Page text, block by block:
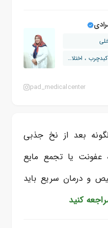
درمان تخصصی دیابت ، کبدچرب ، اختلالات...
pad_medicalcenter
بعد از نخ جذبی
یا تجمع مایع
و درمان سریع باید
کنید